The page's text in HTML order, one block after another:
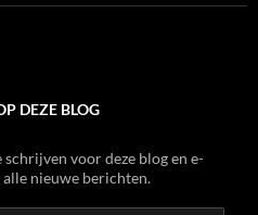
DEZE BLOG
voor deze blog en e-
nieuwe berichten.